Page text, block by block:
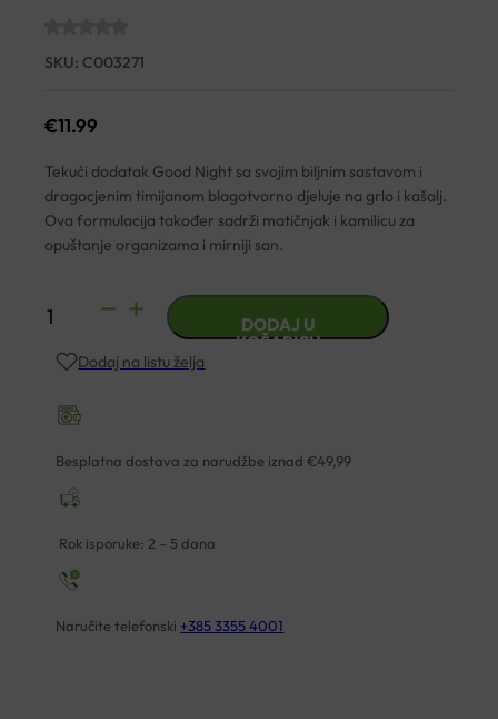
SKU: C003271
€11.99
Tekući dodatak Good Night sa svojim biljnim sastavom i
dragocjenim timijanom blagotvorno djeluje na grlo i kašalj.
Ova formulacija također sadrži matičnjak i kamilicu za
opuštanje organizama i mirniji san.
DR.THEISS MUCOPLANT
GOOD
količina
DODAJ U
KOŠARICU
Dodaj na listu želja
Besplatna dostava za narudžbe iznad €49,99
Rok isporuke: 2 – 5 dana
Naručite telefonski +385 3355 4001